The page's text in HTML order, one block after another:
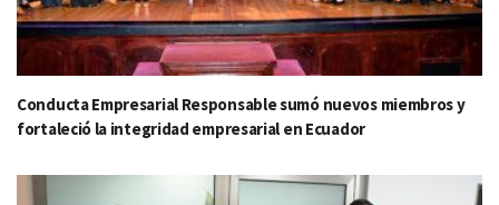
Conducta Empresarial Responsable sumó nuevos miembros y
fortaleció la integridad empresarial en Ecuador